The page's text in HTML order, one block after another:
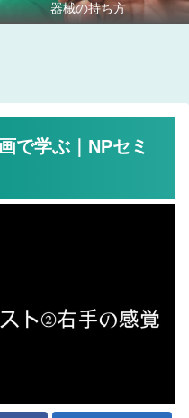
器械の持ち方
で学ぶ｜NPセミ